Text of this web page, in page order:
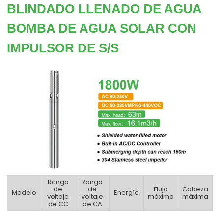
BLINDADO LLENADO DE AGUA
BOMBA DE AGUA SOLAR CON
IMPULSOR DE S/S
Modelo
Rango
de
voltaje
de CC
Rango
de
voltaje
de CA
Energía Flujo
máximo
Cabeza
máxima